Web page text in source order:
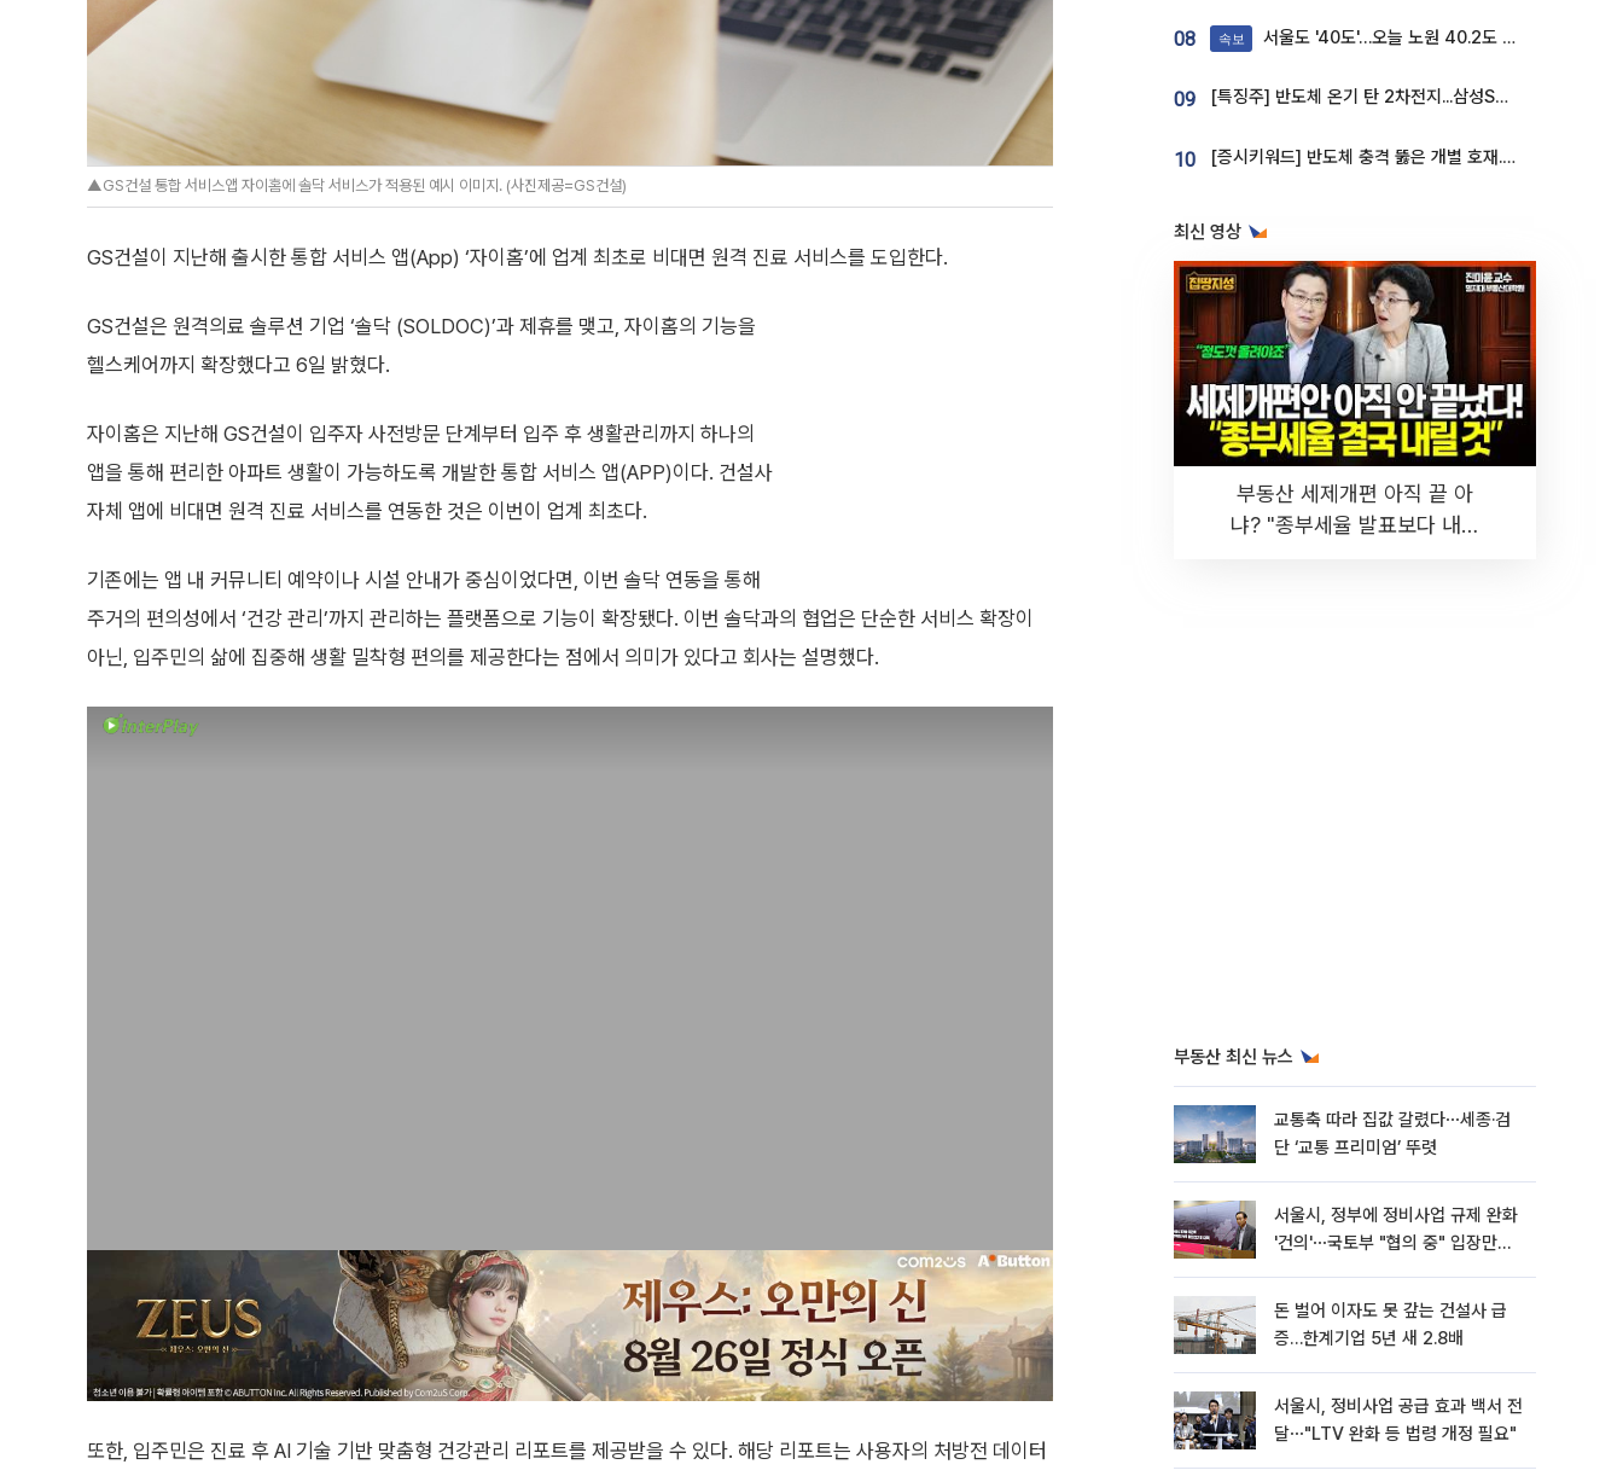
▲GS건설 통합 서비스앱 자이홈에 솔닥 서비스가 적용된 예시 이미지. (사진제공=GS건설)
GS건설이 지난해 출시한 통합 서비스 앱(App) ‘자이홈’에 업계 최초로 비대면 원격 진료 서비스를 도입한다.
GS건설은 원격의료 솔루션 기업 ‘솔닥 (SOLDOC)’과 제휴를 맺고, 자이홈의 기능을
헬스케어까지 확장했다고 6일 밝혔다.
자이홈은 지난해 GS건설이 입주자 사전방문 단계부터 입주 후 생활관리까지 하나의
앱을 통해 편리한 아파트 생활이 가능하도록 개발한 통합 서비스 앱(APP)이다. 건설사
자체 앱에 비대면 원격 진료 서비스를 연동한 것은 이번이 업계 최초다.
기존에는 앱 내 커뮤니티 예약이나 시설 안내가 중심이었다면, 이번 솔닥 연동을 통해
주거의 편의성에서 ‘건강 관리’까지 관리하는 플랫폼으로 기능이 확장됐다. 이번 솔닥과의 협업은 단순한 서비스 확장이
아닌, 입주민의 삶에 집중해 생활 밀착형 편의를 제공한다는 점에서 의미가 있다고 회사는 설명했다.
또한, 입주민은 진료 후 AI 기술 기반 맞춤형 건강관리 리포트를 제공받을 수 있다. 해당 리포트는 사용자의 처방전 데이터
08 속보 서울도 '40도'…오늘 노원 40.2도 기록
09 [특징주] 반도체 온기 탄 2차전지...삼성SDI, 장 초반 7% 넘게 껑충
10 [증시키워드] 반도체 충격 뚫은 개별 호재...포스코퓨처엠·에코프로·한화솔루션 '눈길'
최신 영상
부동산 세제개편 아직 끝 아
냐? "종부세율 발표보다 내릴
부동산 최신 뉴스
교통축 따라 집값 갈렸다⋯세종·검
단 ‘교통 프리미엄’ 뚜렷
서울시, 정부에 정비사업 규제 완화
'건의'⋯국토부 "협의 중" 입장만
돈 벌어 이자도 못 갚는 건설사 급
증…한계기업 5년 새 2.8배
서울시, 정비사업 공급 효과 백서 전
달⋯"LTV 완화 등 법령 개정 필요"